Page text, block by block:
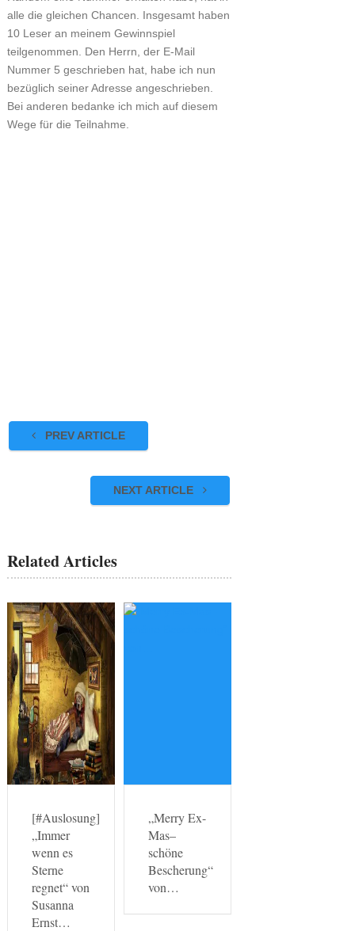
alle die gleichen Chancen. Insgesamt haben
10 Leser an meinem Gewinnspiel
teilgenommen. Den Herrn, der E-Mail
Nummer 5 geschrieben hat, habe ich nun
bezüglich seiner Adresse angeschrieben.
Bei anderen bedanke ich mich auf diesem
Wege für die Teilnahme.
PREV ARTICLE
NEXT ARTICLE
Related Articles
[#Auslosung]
„Immer
wenn es
Sterne
regnet“ von
Susanna
Ernst…
„Merry Ex-
Mas–
schöne
Bescherung“
von…